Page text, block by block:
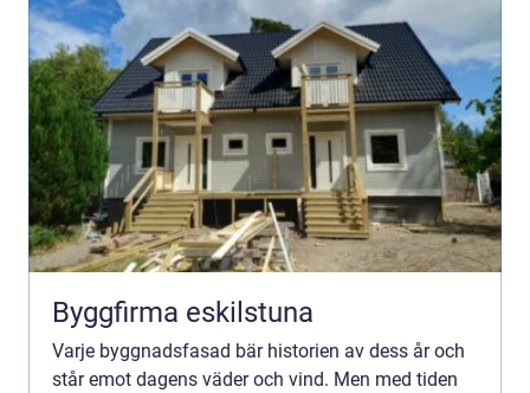
Byggfirma eskilstuna
Varje byggnadsfasad bär historien av dess år och
står emot dagens väder och vind. Men med tiden